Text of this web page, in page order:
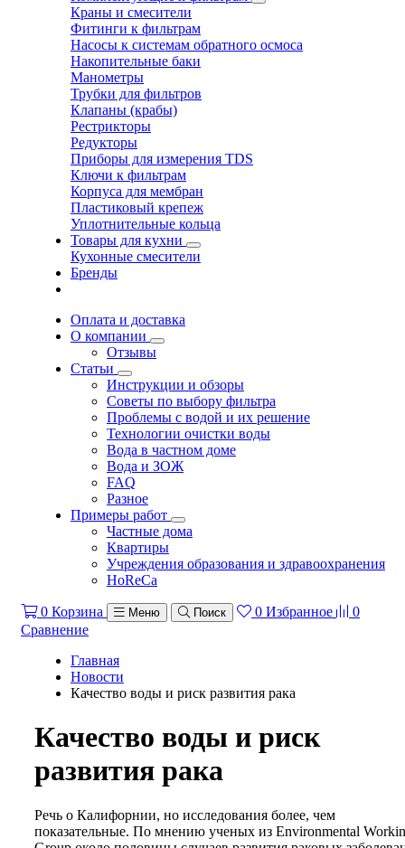
Краны и смесители
Фитинги к фильтрам
Насосы к системам обратного осмоса
Накопительные баки
Манометры
Трубки для фильтров
Клапаны (крабы)
Рестрикторы
Редукторы
Приборы для измерения TDS
Ключи к фильтрам
Корпуса для мембран
Пластиковый крепеж
Уплотнительные кольца
Товары для кухни
Кухонные смесители
Бренды
Оплата и доставка
О компании
Отзывы
Статьи
Инструкции и обзоры
Советы по выбору фильтра
Проблемы с водой и их решение
Технологии очистки воды
Вода в частном доме
Вода и ЗОЖ
FAQ
Разное
Примеры работ
Частные дома
Квартиры
Учреждения образования и здравоохранения
HoReCa
0 Корзина Меню Поиск 0 Избранное
0
Сравнение
Главная
Новости
Качество воды и риск развития рака
Качество воды и риск
развития рака
Речь о Калифорнии, но исследования более, чем
показательные. По мнению ученых из Environmental